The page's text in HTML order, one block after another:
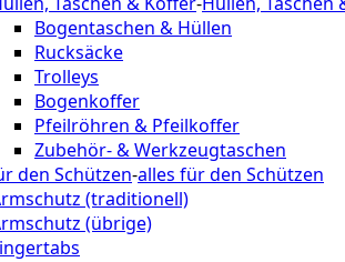
Bogentaschen & Hüllen
Rucksäcke
Trolleys
Bogenkoffer
Pfeilröhren & Pfeilkoffer
Zubehör- & Werkzeugtaschen
den Schützen-alles für den Schützen
(traditionell)
(übrige)